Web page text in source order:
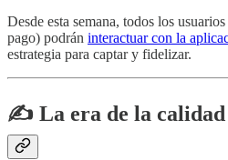
Desde esta semana, todos los
pago) podrán interactuar con la
estrategia para captar y fidelizar.
✍️ La era de la calidad